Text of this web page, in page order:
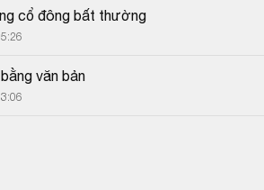
cổ đông bất thường
văn bản